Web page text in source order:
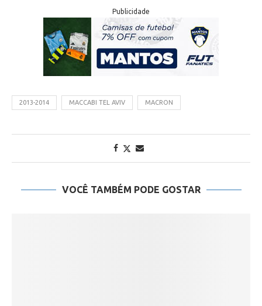
Publicidade
2013-2014 MACCABI TEL AVIV MACRON
VOCÊ TAMBÉM PODE GOSTAR